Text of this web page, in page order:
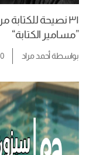
٣١ نصيحة
”مسامير الكتابة“
بواسطةأحمد مراد 10